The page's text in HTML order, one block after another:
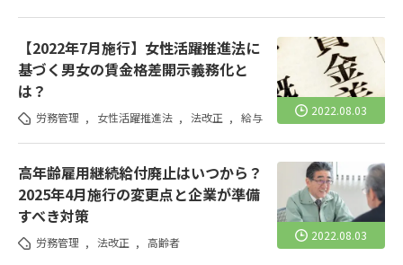
2022.08.03
【2022年7月施行】女性活躍推進法に
基づく男女の賃金格差開示義務化と
は？
労務管理 , 女性活躍推進法 , 法改正 , 給与
2022.08.03
高年齢雇用継続給付廃止はいつから？
2025年4月施行の変更点と企業が準備
すべき対策
労務管理 , 法改正 , 高齢者